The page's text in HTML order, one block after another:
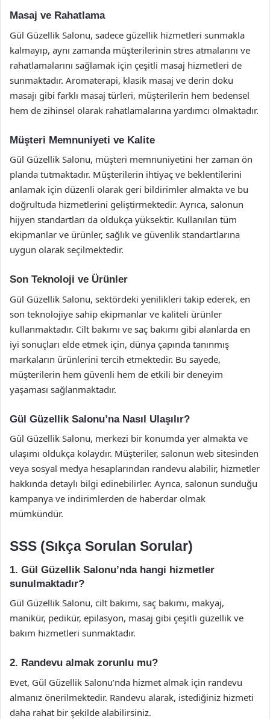
Masaj ve Rahatlama
Gül Güzellik Salonu, sadece güzellik hizmetleri sunmakla
kalmayıp, aynı zamanda müşterilerinin stres atmalarını ve
rahatlamalarını sağlamak için çeşitli masaj hizmetleri de
sunmaktadır. Aromaterapi, klasik masaj ve derin doku
masajı gibi farklı masaj türleri, müşterilerin hem bedensel
hem de zihinsel olarak rahatlamalarına yardımcı olmaktadır.
Müşteri Memnuniyeti ve Kalite
Gül Güzellik Salonu, müşteri memnuniyetini her zaman ön
planda tutmaktadır. Müşterilerin ihtiyaç ve beklentilerini
anlamak için düzenli olarak geri bildirimler almakta ve bu
doğrultuda hizmetlerini geliştirmektedir. Ayrıca, salonun
hijyen standartları da oldukça yüksektir. Kullanılan tüm
ekipmanlar ve ürünler, sağlık ve güvenlik standartlarına
uygun olarak seçilmektedir.
Son Teknoloji ve Ürünler
Gül Güzellik Salonu, sektördeki yenilikleri takip ederek, en
son teknolojiye sahip ekipmanlar ve kaliteli ürünler
kullanmaktadır. Cilt bakımı ve saç bakımı gibi alanlarda en
iyi sonuçları elde etmek için, dünya çapında tanınmış
markaların ürünlerini tercih etmektedir. Bu sayede,
müşterilerin hem güvenli hem de etkili bir deneyim
yaşaması sağlanmaktadır.
Gül Güzellik Salonu’na Nasıl Ulaşılır?
Gül Güzellik Salonu, merkezi bir konumda yer almakta ve
ulaşımı oldukça kolaydır. Müşteriler, salonun web sitesinden
veya sosyal medya hesaplarından randevu alabilir, hizmetler
hakkında detaylı bilgi edinebilirler. Ayrıca, salonun sunduğu
kampanya ve indirimlerden de haberdar olmak
mümkündür.
SSS (Sıkça Sorulan Sorular)
1. Gül Güzellik Salonu’nda hangi hizmetler
sunulmaktadır?
Gül Güzellik Salonu, cilt bakımı, saç bakımı, makyaj,
manikür, pedikür, epilasyon, masaj gibi çeşitli güzellik ve
bakım hizmetleri sunmaktadır.
2. Randevu almak zorunlu mu?
Evet, Gül Güzellik Salonu’nda hizmet almak için randevu
almanız önerilmektedir. Randevu alarak, istediğiniz hizmeti
daha rahat bir şekilde alabilirsiniz.